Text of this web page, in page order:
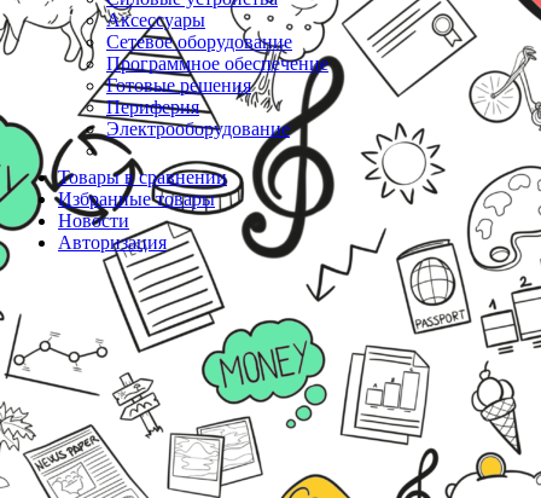
Аксессуары
Сетевое оборудование
Программное обеспечение
Готовые решения
Периферия
Электрооборудование
Товары в сравнении
Избранные товары
Новости
Авторизация